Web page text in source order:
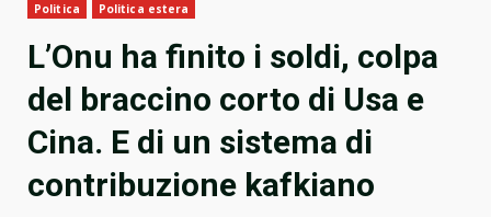
Politica Politica estera
L’Onu ha finito i soldi, colpa
del braccino corto di Usa e
Cina. E di un sistema di
contribuzione kafkiano